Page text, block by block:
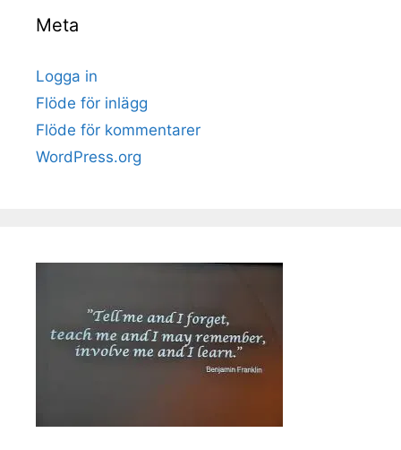
Meta
Logga in
Flöde för inlägg
Flöde för kommentarer
WordPress.org